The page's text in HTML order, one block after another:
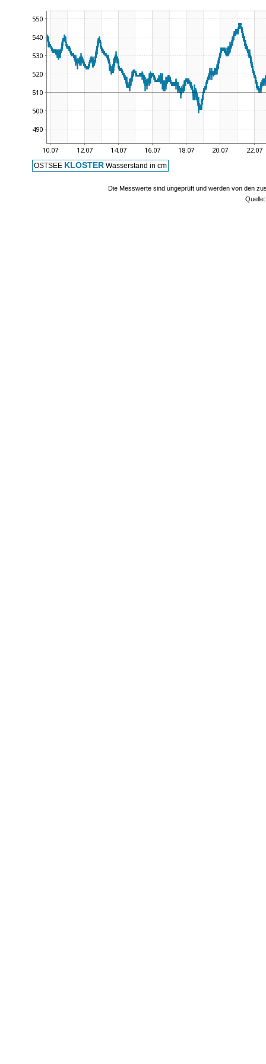
OSTSEE KLOSTERWasserstand in cm
Die Messwerte sind ungeprüft und werden von den